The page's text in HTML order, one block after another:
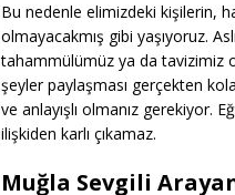
Bu nedenle elimizdeki kişilerin,
olmayacakmış gibi yaşıyoruz.
tahammülümüz ya da tavizimiz
şeyler paylaşması gerçekten
ve anlayışlı olmanız gerekiyor.
ilişkiden karlı çıkamaz.
Muğla Sevgili